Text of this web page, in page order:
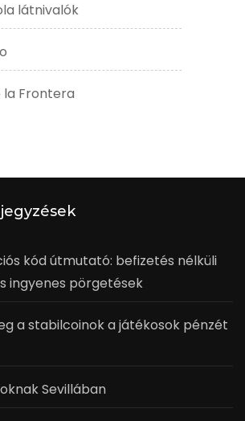
látnivalók
la Frontera
kód útmutató: befizetés nélküli
ingyenes pörgetések
a stabilcoinok a játékosok pénzét
Sevillában